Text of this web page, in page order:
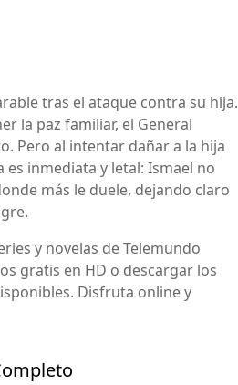
tras el ataque contra su hija.
la paz familiar, el General
Pero al intentar dañar a la hija
inmediata y letal: Ismael no
más le duele, dejando claro
y novelas de Telemundo
gratis en HD o descargar los
Disfruta online y